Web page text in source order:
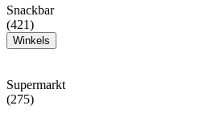
Snackbar
(421)
Winkels
Supermarkt
(275)